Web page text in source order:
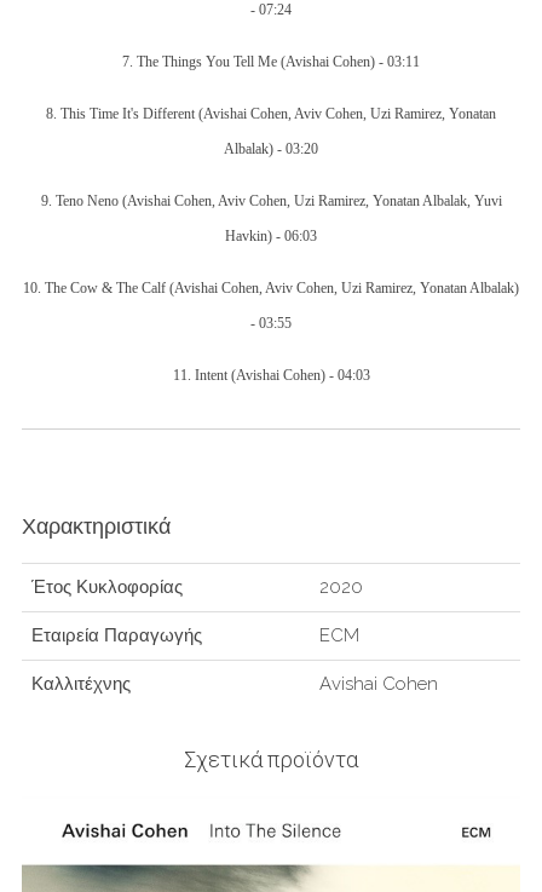
- 07:24
7. The Things You Tell Me (Avishai Cohen) - 03:11
8. This Time It's Different (Avishai Cohen, Aviv Cohen, Uzi Ramirez, Yonatan
Albalak) - 03:20
9. Teno Neno (Avishai Cohen, Aviv Cohen, Uzi Ramirez, Yonatan Albalak, Yuvi
Havkin) - 06:03
10. The Cow & The Calf (Avishai Cohen, Aviv Cohen, Uzi Ramirez, Yonatan Albalak)
- 03:55
11. Intent (Avishai Cohen) - 04:03
Χαρακτηριστικά
Έτος Κυκλοφορίας 2020
Εταιρεία Παραγωγής ECM
Καλλιτέχνης Avishai Cohen
Σχετικά προϊόντα